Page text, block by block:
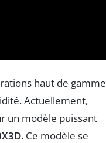
haut de gamme
Actuellement,
un modèle puissant
. Ce modèle se